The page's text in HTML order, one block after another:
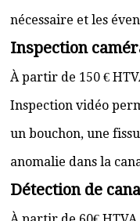
nécessaire et les
Inspection
À partir de 150 €
Inspection vidéo
un bouchon, une
anomalie dans la
Détection de